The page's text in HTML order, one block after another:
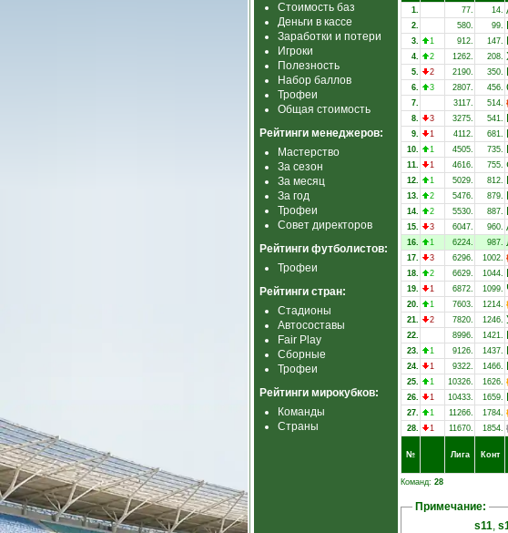
Стоимость баз
Деньги в кассе
Заработки и потери
Игроки
Полезность
Набор баллов
Трофеи
Общая стоимость
Рейтинги менеджеров:
Мастерство
За сезон
За месяц
За год
Трофеи
Совет директоров
Рейтинги футболистов:
Трофеи
Рейтинги стран:
Стадионы
Автосоставы
Fair Play
Сборные
Трофеи
Рейтинги мирокубков:
Команды
Страны
1. 77. 14.
2.
580. 99.
3.
1 912. 147.
4.
2 1262. 208.
5.
2 2190. 350.
6.
3 2807. 456.
7.
3117. 514.
8.
3 3275. 541.
9.
1 4112. 681.
10.
1 4505. 735.
11.
1 4616. 755.
12.
1 5029. 812.
13.
2 5476. 879.
14.
2 5530. 887.
15.
3 6047. 960.
16.
1 6224. 987.
17.
3 6296. 1002.
18.
2 6629. 1044.
19.
1 6872. 1099.
20.
1 7603. 1214.
21.
2 7820. 1246.
22.
8996. 1421.
23.
1 9126. 1437.
24.
1 9322. 1466.
25.
1 10326. 1626.
26.
1 10433. 1659.
27.
1 11266. 1784.
28.
1 11670. 1854.
№ Лига Конт
Команд: 28
Примечание:
s11,